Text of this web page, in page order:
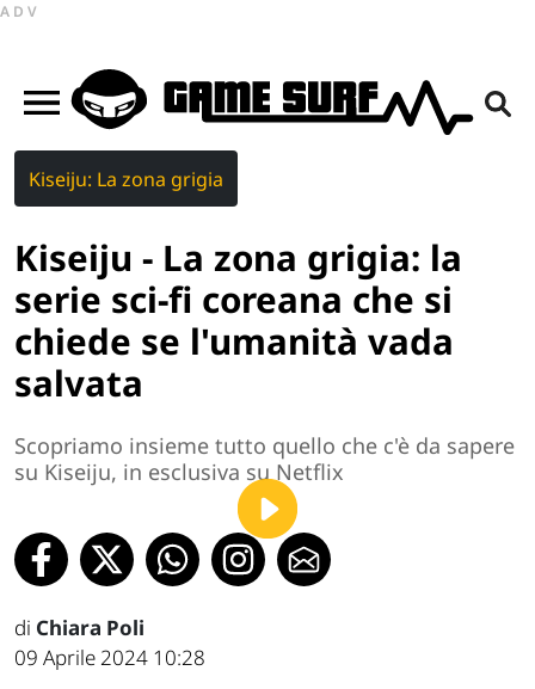
ADV
Kiseiju: La zona grigia
Kiseiju - La zona grigia: la
serie sci-fi coreana che si
chiede se l'umanità vada
salvata
Scopriamo insieme tutto quello che c'è da sapere
su Kiseiju, in esclusiva su Netflix
di Chiara Poli
09 Aprile 2024 10:28